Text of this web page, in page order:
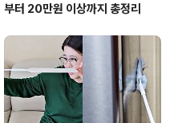
부터 20만원 이상까지 총정리